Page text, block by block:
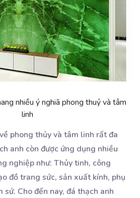
nhiều ý nghiã phong thuỷ và tâm
linh
phong thủy và tâm linh rất đa
anh còn được ứng dụng nhiều
nghiệp như: Thủy tinh, công
đồ trang sức, sản xuất kính, phụ
Cho đến nay, đá thạch anh